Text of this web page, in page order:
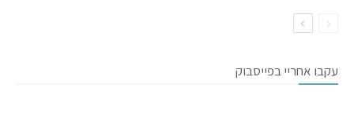
עקבו אחריי בפייסבוק